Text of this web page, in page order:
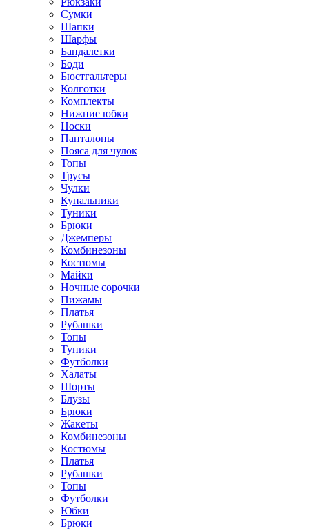
Сумки
Шапки
Шарфы
Бандалетки
Боди
Бюстгальтеры
Колготки
Комплекты
Нижние юбки
Носки
Панталоны
Поясa для чулок
Топы
Трусы
Чулки
Купальники
Туники
Брюки
Джемперы
Комбинезоны
Костюмы
Майки
Ночные сорочки
Пижамы
Платья
Рубашки
Топы
Туники
Футболки
Халаты
Шорты
Блузы
Брюки
Жакеты
Комбинезоны
Костюмы
Платья
Рубашки
Топы
Футболки
Юбки
Брюки